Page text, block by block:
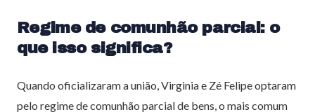
Regime de comunhão parcial: o
que isso significa?
Quando oficializaram a união, Virginia e Zé Felipe optaram
pelo regime de comunhão parcial de bens, o mais comum